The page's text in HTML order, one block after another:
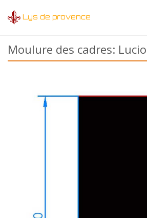
Lys de provence
Moulure des cadres: